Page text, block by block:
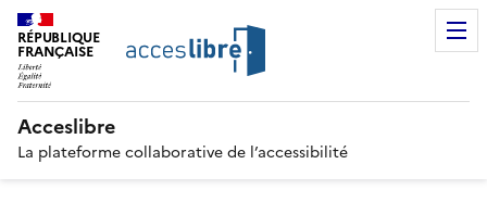
RÉPUBLIQUE
FRANÇAISE
Acceslibre
La plateforme collaborative de l’accessibilité